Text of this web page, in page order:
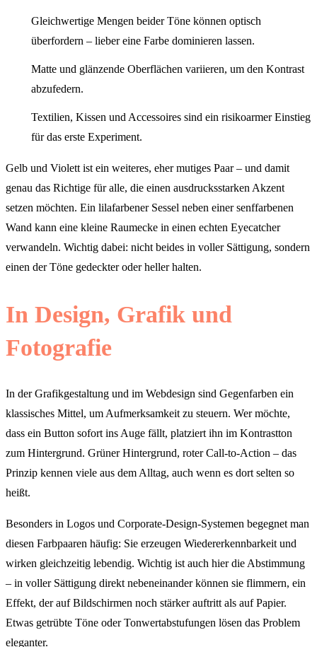
Gleichwertige Mengen beider Töne können optisch
überfordern – lieber eine Farbe dominieren lassen.
Matte und glänzende Oberflächen variieren, um den Kontrast
abzufedern.
Textilien, Kissen und Accessoires sind ein risikoarmer Einstieg
für das erste Experiment.
Gelb und Violett ist ein weiteres, eher mutiges Paar – und damit
genau das Richtige für alle, die einen ausdrucksstarken Akzent
setzen möchten. Ein lilafarbener Sessel neben einer senffarbenen
Wand kann eine kleine Raumecke in einen echten Eyecatcher
verwandeln. Wichtig dabei: nicht beides in voller Sättigung, sondern
einen der Töne gedeckter oder heller halten.
In Design, Grafik und
Fotografie
In der Grafikgestaltung und im Webdesign sind Gegenfarben ein
klassisches Mittel, um Aufmerksamkeit zu steuern. Wer möchte,
dass ein Button sofort ins Auge fällt, platziert ihn im Kontrastton
zum Hintergrund. Grüner Hintergrund, roter Call-to-Action – das
Prinzip kennen viele aus dem Alltag, auch wenn es dort selten so
heißt.
Besonders in Logos und Corporate-Design-Systemen begegnet man
diesen Farbpaaren häufig: Sie erzeugen Wiedererkennbarkeit und
wirken gleichzeitig lebendig. Wichtig ist auch hier die Abstimmung
– in voller Sättigung direkt nebeneinander können sie flimmern, ein
Effekt, der auf Bildschirmen noch stärker auftritt als auf Papier.
Etwas getrübte Töne oder Tonwertabstufungen lösen das Problem
eleganter.